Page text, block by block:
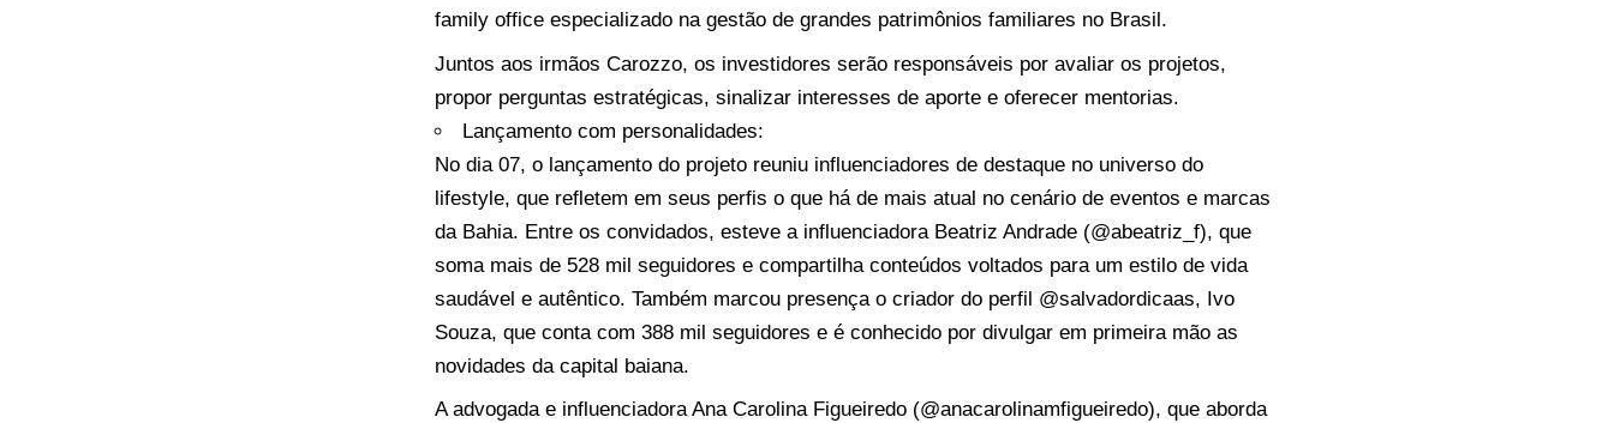
family office especializado na gestão de grandes patrimônios familiares no Brasil.
Juntos aos irmãos Carozzo, os investidores serão responsáveis por avaliar os projetos,
propor perguntas estratégicas, sinalizar interesses de aporte e oferecer mentorias.
Lançamento com personalidades:
No dia 07, o lançamento do projeto reuniu influenciadores de destaque no universo do
lifestyle, que refletem em seus perfis o que há de mais atual no cenário de eventos e marcas
da Bahia. Entre os convidados, esteve a influenciadora Beatriz Andrade (@abeatriz_f), que
soma mais de 528 mil seguidores e compartilha conteúdos voltados para um estilo de vida
saudável e autêntico. Também marcou presença o criador do perfil @salvadordicaas, Ivo
Souza, que conta com 388 mil seguidores e é conhecido por divulgar em primeira mão as
novidades da capital baiana.
A advogada e influenciadora Ana Carolina Figueiredo (@anacarolinamfigueiredo), que aborda